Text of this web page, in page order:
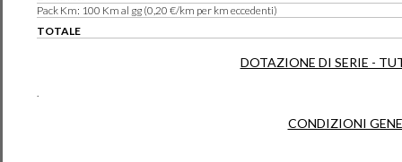
Pack Km: 100 Km al gg (0,20 €/km per km eccedenti)
TOTALE
DOTAZIONE DI SERIE -
.
CONDIZIONI